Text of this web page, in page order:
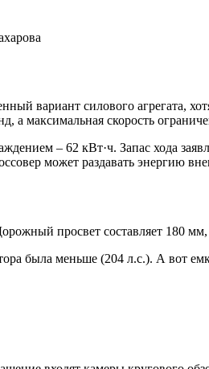
вариант силового агрегата,
а максимальная скорость
– 62 кВт·ч. Запас хода
может раздавать энергию
просвет составляет 180
была меньше (204 л.с.). А вот